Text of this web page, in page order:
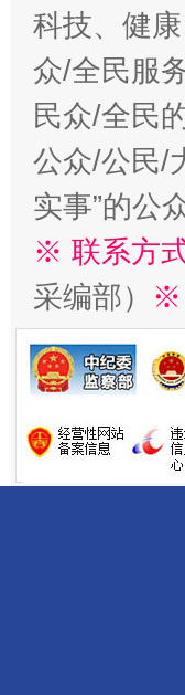
科技、健
众/全民服
民众/全民
公众/公民/
实事”的公
※ 联系方式
采编部） ※